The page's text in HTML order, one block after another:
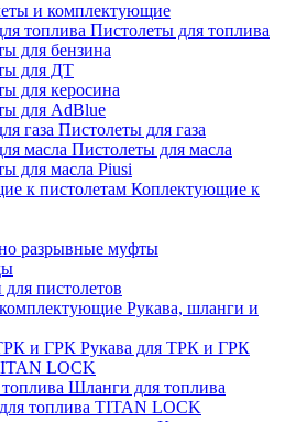
и комплектующие
Пистолеты для топлива
для бензина
для ДТ
для керосина
для AdBlue
Пистолеты для газа
Пистолеты для масла
для масла Piusi
Коплектующие к
разрывные муфты
пистолетов
Рукава, шланги и
Рукава для ТРК и ГРК
LOCK
Шланги для топлива
топлива TITAN LOCK